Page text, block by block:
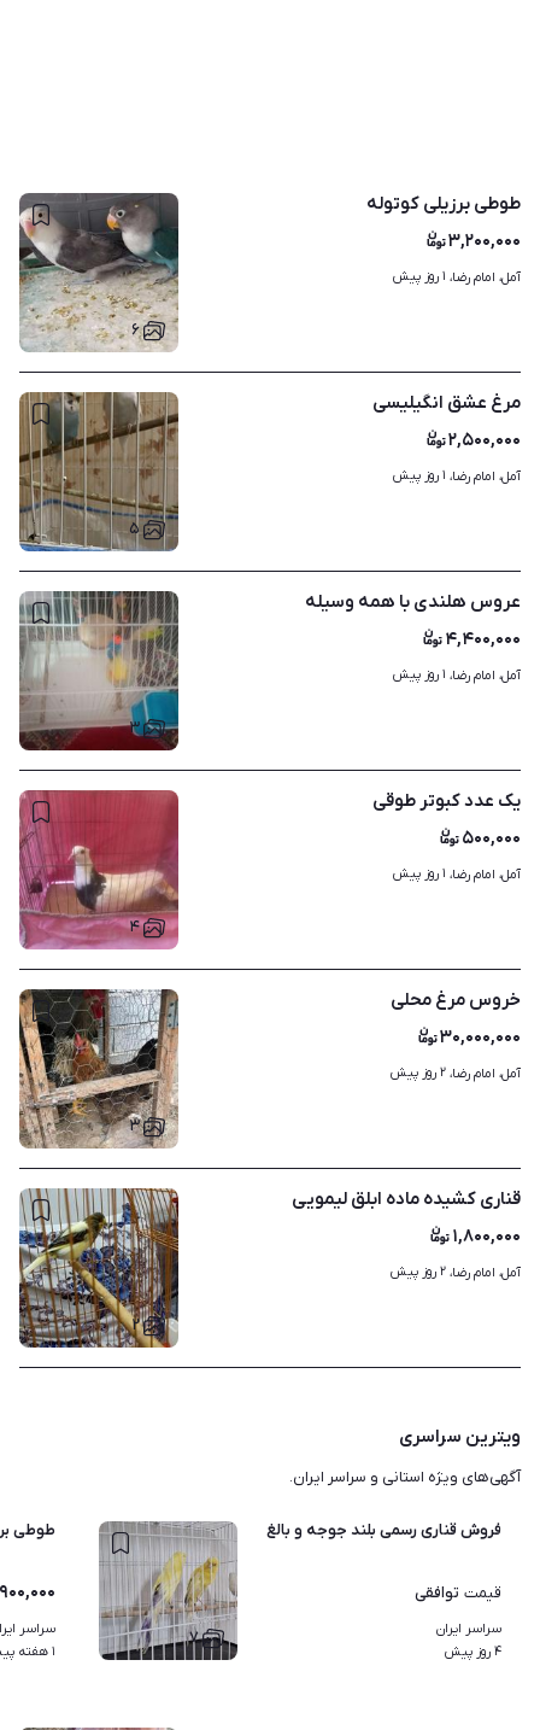
۶
طوطی برزیلی کوتوله
۳,۲۰۰,۰۰۰
آمل، امام رضا، ۱ روز پیش
۵
مرغ عشق انگیلیسی
۲,۵۰۰,۰۰۰
آمل، امام رضا، ۱ روز پیش
۳
عروس هلندی با همه وسیله
۴,۴۰۰,۰۰۰
آمل، امام رضا، ۱ روز پیش
۴
یک عدد کبوتر طوقی
۵۰۰,۰۰۰
آمل، امام رضا، ۱ روز پیش
۳
خروس مرغ محلی
۳۰,۰۰۰,۰۰۰
آمل، امام رضا، ۲ روز پیش
۲
قناری کشیده ماده ابلق لیمویی
۱,۸۰۰,۰۰۰
آمل، امام رضا، ۲ روز پیش
ویترین سراسری
آگهی‌های ویژه استانی و سراسر ایران.
۷
فروش قناری رسمی بلند جوجه و بالغ
قیمت توافقی
سراسر ایران
۴ روز پیش
طوطی
سراسر
۱ هفته پیش